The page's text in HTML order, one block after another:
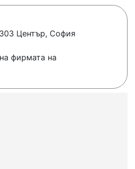
Център, София
фирмата на